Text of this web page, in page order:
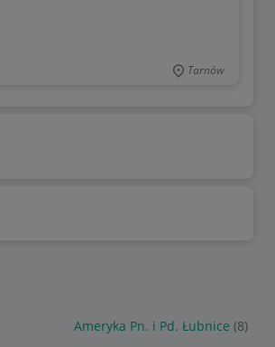
Tarnów
Ameryka Pn. i Pd. Łubnice (8)